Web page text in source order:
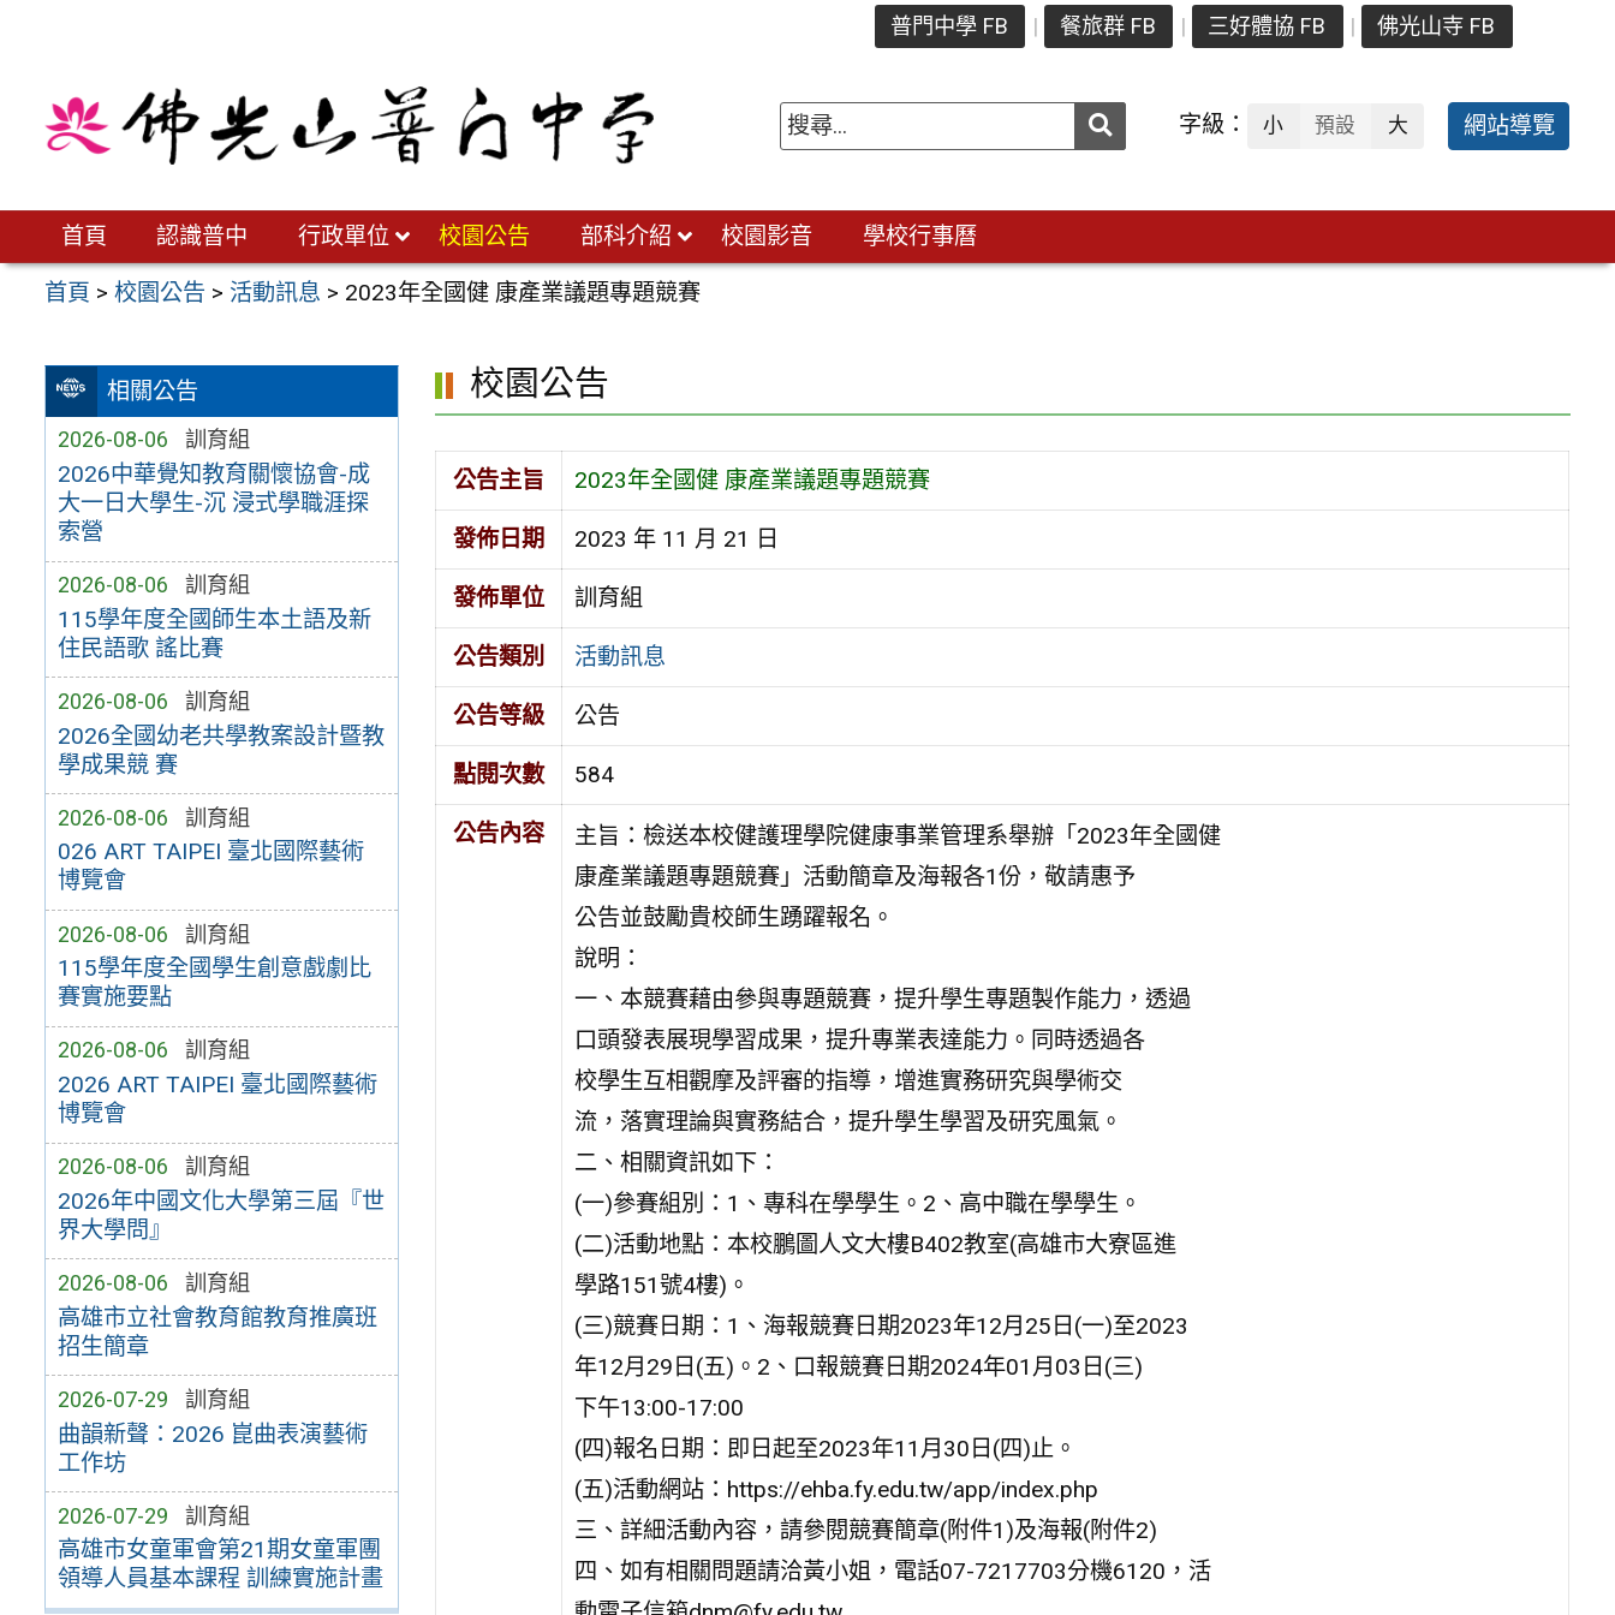
普門中學 FB 餐旅群 FB 三好體協 FB 佛光山寺 FB
送出 字級： 小 預設 大 網站導覽
首頁 認識普中 行政單位 校園公告 部科介紹 校園影音 學校行事曆
首頁 >校園公告 > 活動訊息 > 2023年全國健 康產業議題專題競賽
相關公告
2026-08-06 訓育組
2026中華覺知教育關懷協會-成
大一日大學生-沉 浸式學職涯探
索營
2026-08-06 訓育組
115學年度全國師生本土語及新
住民語歌 謠比賽
2026-08-06 訓育組
2026全國幼老共學教案設計暨教
學成果競 賽
2026-08-06 訓育組
026 ART TAIPEI 臺北國際藝術
博覽會
2026-08-06 訓育組
115學年度全國學生創意戲劇比
賽實施要點
2026-08-06 訓育組
2026 ART TAIPEI 臺北國際藝術
博覽會
2026-08-06 訓育組
2026年中國文化大學第三屆『世
界大學問』
2026-08-06 訓育組
高雄市立社會教育館教育推廣班
招生簡章
2026-07-29 訓育組
曲韻新聲：2026 崑曲表演藝術
工作坊
2026-07-29 訓育組
高雄市女童軍會第21期女童軍團
領導人員基本課程 訓練實施計畫
校園公告
公告主旨 2023年全國健 康產業議題專題競賽
發佈日期 2023 年 11 月 21 日
發佈單位 訓育組
公告類別 活動訊息
公告等級 公告
點閱次數 584
公告內容
主旨：檢送本校健護理學院健康事業管理系舉辦「2023年全國健
康產業議題專題競賽」活動簡章及海報各1份，敬請惠予
公告並鼓勵貴校師生踴躍報名。
說明：
一、本競賽藉由參與專題競賽，提升學生專題製作能力，透過
口頭發表展現學習成果，提升專業表達能力。同時透過各
校學生互相觀摩及評審的指導，增進實務研究與學術交
流，落實理論與實務結合，提升學生學習及研究風氣。
二、相關資訊如下：
(一)參賽組別：1、專科在學學生。2、高中職在學學生。
(二)活動地點：本校鵬圖人文大樓B402教室(高雄市大寮區進
學路151號4樓)。
(三)競賽日期：1、海報競賽日期2023年12月25日(一)至2023
年12月29日(五)。2、口報競賽日期2024年01月03日(三)
下午13:00-17:00
(四)報名日期：即日起至2023年11月30日(四)止。
(五)活動網站：https://ehba.fy.edu.tw/app/index.php
三、詳細活動內容，請參閱競賽簡章(附件1)及海報(附件2)
四、如有相關問題請洽黃小姐，電話07-7217703分機6120，活